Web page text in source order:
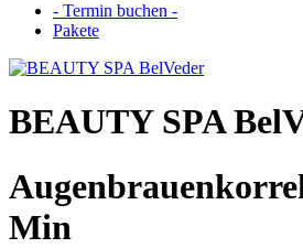
- Termin buchen -
Pakete
BEAUTY SPA
Min